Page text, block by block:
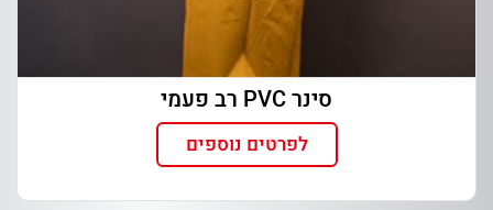
סינר PVC רב פעמי
לפרטים נוספים